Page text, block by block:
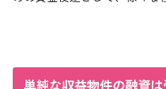
単純な収益物件の融資